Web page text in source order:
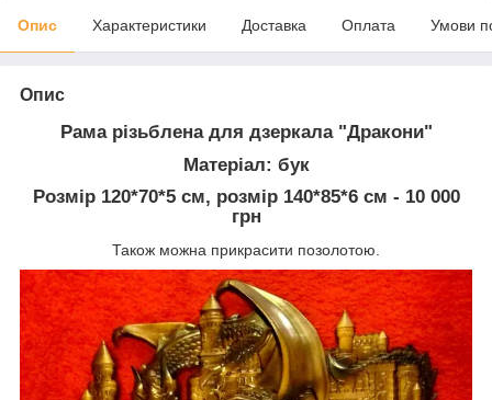
Опис Характеристики Доставка Оплата Умови
Опис
Рама різьблена для дзеркала "Дракони"
Матеріал: бук
Розмір 120*70*5 см, розмір 140*85*6 см - 10 000
грн
Також можна прикрасити позолотою.